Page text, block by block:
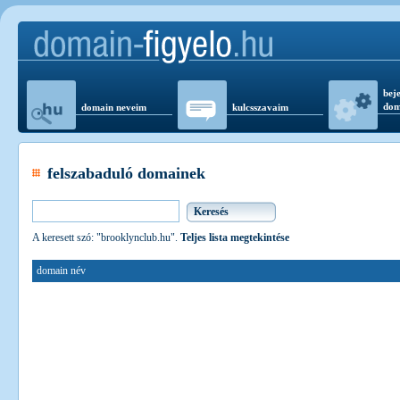
domain neveim kulcsszavaim
felszabaduló domainek
A keresett szó: "brooklynclub.hu". Teljes lista megtekintése
domain név